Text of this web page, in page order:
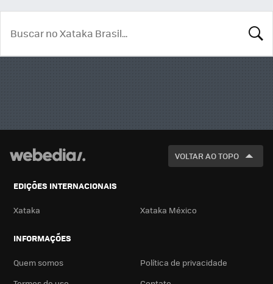
VOLTAR AO TOPO
EDIÇÕES INTERNACIONAIS
Xataka Xataka México
INFORMAÇÕES
Quem somos
Política de privacidade